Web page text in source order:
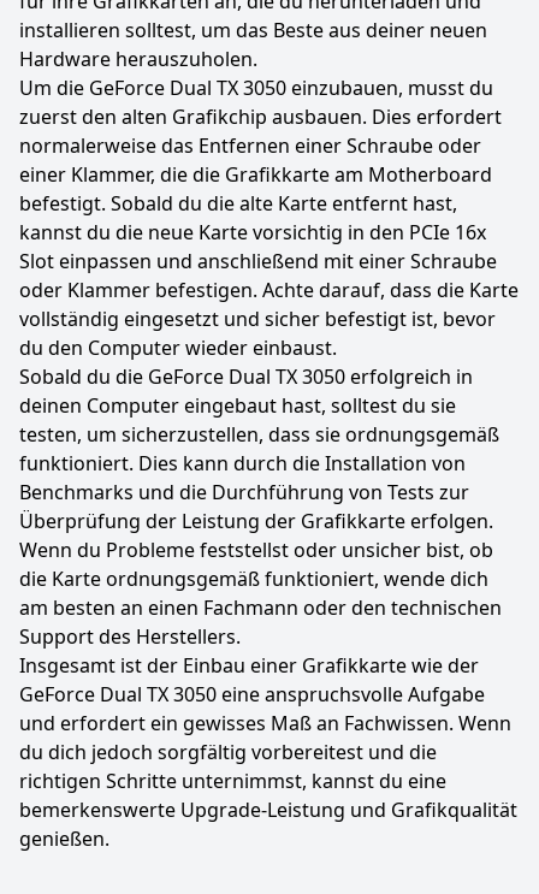
installieren solltest, um das Beste aus deiner neuen
Hardware herauszuholen.
Um die GeForce Dual TX 3050 einzubauen, musst du
zuerst den alten Grafikchip ausbauen. Dies erfordert
normalerweise das Entfernen einer Schraube oder
einer Klammer, die die Grafikkarte am Motherboard
befestigt. Sobald du die alte Karte entfernt hast,
kannst du die neue Karte vorsichtig in den PCIe 16x
Slot einpassen und anschließend mit einer Schraube
oder Klammer befestigen. Achte darauf, dass die Karte
vollständig eingesetzt und sicher befestigt ist, bevor
du den Computer wieder einbaust.
Sobald du die GeForce Dual TX 3050 erfolgreich in
deinen Computer eingebaut hast, solltest du sie
testen, um sicherzustellen, dass sie ordnungsgemäß
funktioniert. Dies kann durch die Installation von
Benchmarks und die Durchführung von Tests zur
Überprüfung der Leistung der Grafikkarte erfolgen.
Wenn du Probleme feststellst oder unsicher bist, ob
die Karte ordnungsgemäß funktioniert, wende dich
am besten an einen Fachmann oder den technischen
Support des Herstellers.
Insgesamt ist der Einbau einer Grafikkarte wie der
GeForce Dual TX 3050 eine anspruchsvolle Aufgabe
und erfordert ein gewisses Maß an Fachwissen. Wenn
du dich jedoch sorgfältig vorbereitest und die
richtigen Schritte unternimmst, kannst du eine
bemerkenswerte Upgrade-Leistung und Grafikqualität
genießen.